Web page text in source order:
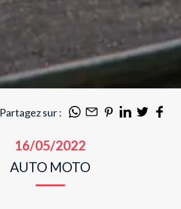
Partagez sur :
16/05/2022
AUTO MOTO